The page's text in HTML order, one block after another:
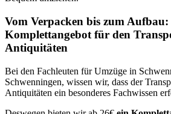
Vom Verpacken bis zum
Komplettangebot für den
Antiquitäten
Bei den Fachleuten für Umzüge in
Schwenningen, wissen wir, dass der
Antiquitäten ein besonderes Fachwissen